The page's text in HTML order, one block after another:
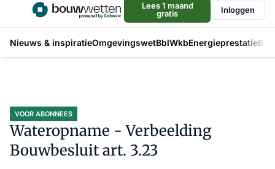
Lees 1 maand
gratis
Inloggen
Nieuws & inspiratieOmgevingswetBblWkbEnergieprestatie
VOOR ABONNEES
Wateropname - Verbeelding
Bouwbesluit art. 3.23